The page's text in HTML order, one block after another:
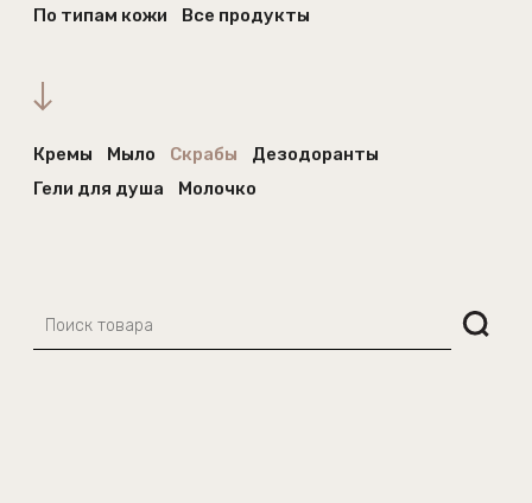
По типам кожи
Все продукты
Кремы Мыло Скрабы
Дезодоранты
Гели для душа
Молочко